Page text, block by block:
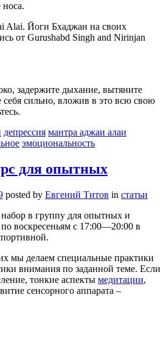
носа.
Alai. Йоги Бхаджан на своих
от Gurushabd Singh and Nirinjan
задержите дыхание, вытяните
сильно, вложив в это всю свою
депрессия мантра аджаи алаи
эмоциональность
для опытных
posted by Евгений Титов in статьи
в группу для опытных и
воскресеньям с 17:00—20:00 в
мы делаем специальные практики
внимания по заданной теме. Если
тонкие аспекты медитации,
сенсорного аппарата –